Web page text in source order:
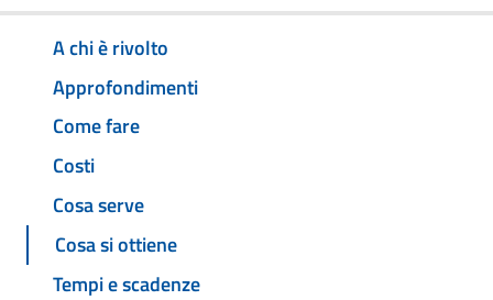
A chi è rivolto
Approfondimenti
Come fare
Costi
Cosa serve
Cosa si ottiene
Tempi e scadenze